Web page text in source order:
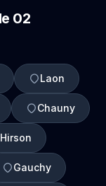
02
Laon
Chauny
Hirson
Gauchy